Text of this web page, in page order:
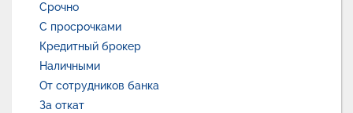
Срочно
С просрочками
Кредитный брокер
Наличными
От сотрудников банка
За откат